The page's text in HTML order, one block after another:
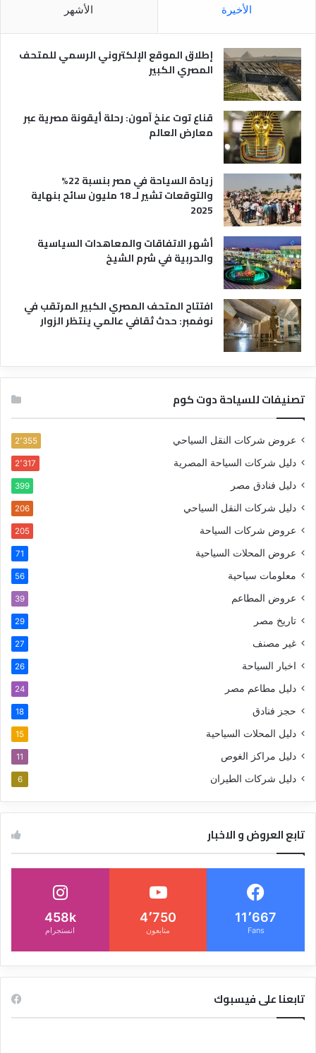
ر
ة
و
الأخيرة الأشهر
إطلاق الموقع الإلكتروني الرسمي للمتحف
المصري الكبير
قناع توت عنخ آمون: رحلة أيقونة مصرية عبر
معارض العالم
زيادة السياحة في مصر بنسبة 22%
والتوقعات تشير لـ 18 مليون سائح بنهاية
2025
أشهر الاتفاقات والمعاهدات السياسية
والحربية في شرم الشيخ
افتتاح المتحف المصري الكبير المرتقب في
نوفمبر: حدث ثقافي عالمي ينتظر الزوار
تصنيفات للسياحة دوت كوم
عروض شركات النقل السياحي 2٬355
دليل شركات السياحة المصرية 2٬317
دليل فنادق مصر 399
دليل شركات النقل السياحي 206
عروض شركات السياحة 205
عروض المحلات السياحية 71
معلومات سياحية 56
عروض المطاعم 39
تاريخ مصر 29
غير مصنف 27
اخبار السياحة 26
دليل مطاعم مصر 24
حجز فنادق 18
دليل المحلات السياحية 15
دليل مراكز الغوص 11
دليل شركات الطيران 6
تابع العروض و الاخبار
11٬667
Fans
4٬750
متابعون
458k
انستجرام
تابعنا على فيسبوك